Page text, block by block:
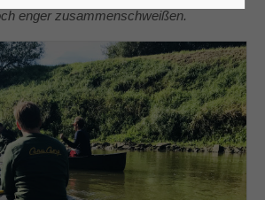
365days
our customers
5:00pm(GMT +1)
enger zusammenschweißen.